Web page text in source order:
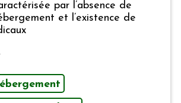
par l’absence de
et l’existence de